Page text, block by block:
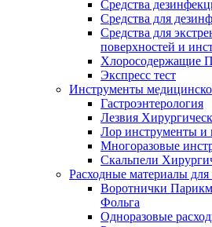
Средства
Средства для
Средства для
поверхностей и
Хлоросодержащие
Экспресс тест
Инструменты
Гастроэнтерология
Лезвия
Лор инструменты и
Многоразовые
Скальпели
Расходные материалы
Воротнички
Фольга
Одноразовые